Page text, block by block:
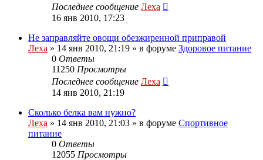
Последнее сообщение Леха
16 янв 2010, 17:23
Не заправляйте овощи обезжиренной приправой
Леха » 14 янв 2010, 21:19 » в форуме Здоровое питание
0 Ответы
11250 Просмотры
Последнее сообщение Леха
14 янв 2010, 21:19
Сколько белка вам нужно?
Леха » 14 янв 2010, 21:03 » в форуме Спортивное
питание
0 Ответы
12055 Просмотры